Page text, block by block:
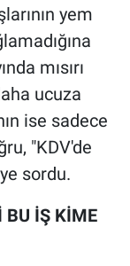
yem
mısırı
ucuza
ise sadece
"KDV'de
sordu.
BU İŞ KİME